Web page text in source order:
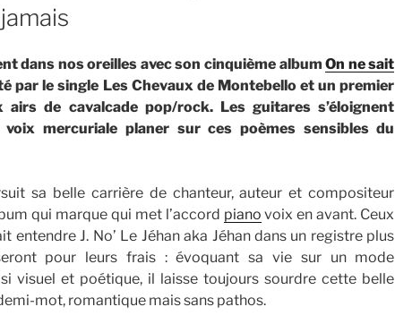
dans nos oreilles avec son cinquième albumOn ne sait
par le single Les Chevaux de Montebello et un premier
airs de cavalcade pop/rock. Les guitares s’éloignent
voix mercuriale planer sur ces poèmes sensibles du
sa belle carrière de chanteur, auteur et compositeur
qui marque qui met l’accord piano voix en avant. Ceux
entendre J. No’ Le Jéhan aka Jéhan dans un registre plus
pour leurs frais : évoquant sa vie sur un mode
visuel et poétique, il laisse toujours sourdre cette belle
mot, romantique mais sans pathos.